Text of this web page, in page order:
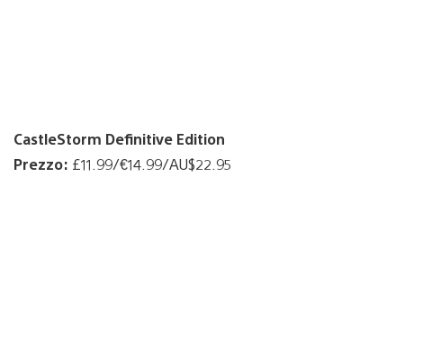
CastleStorm Definitive Edition
Prezzo: £11.99/€14.99/AU$22.95